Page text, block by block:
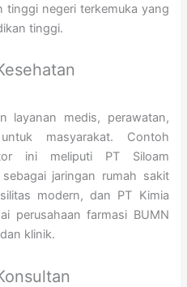
tinggi negeri terkemuka yang
tinggi.
layanan medis, perawatan,
masyarakat. Contoh
ini meliputi PT Siloam
jaringan rumah sakit
modern, dan PT Kimia
perusahaan farmasi BUMN
klinik.